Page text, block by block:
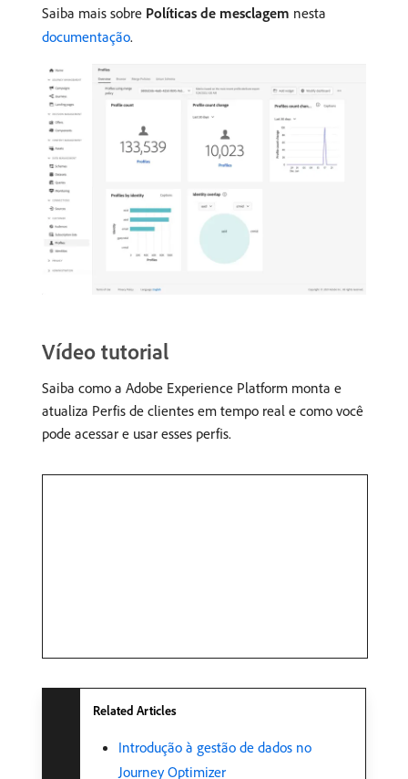
Saiba mais sobre Políticas de mesclagem nesta
documentação.
Vídeo tutorial
Saiba como a Adobe Experience Platform monta e
atualiza Perfis de clientes em tempo real e como você
pode acessar e usar esses perfis.
Related Articles
Introdução à gestão de dados no
Journey Optimizer